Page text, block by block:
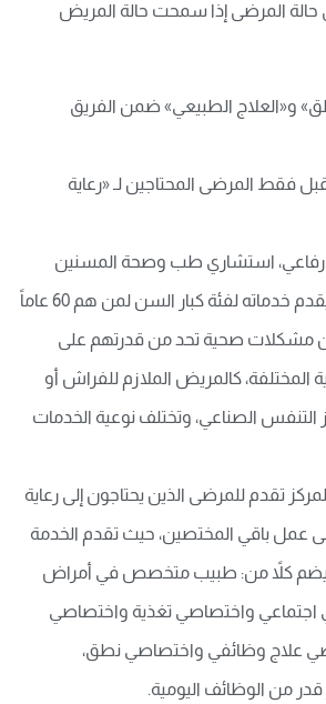
المرضى إذا سمحت حالة المريض
و«العلاج الطبيعي» ضمن الفريق
فقط المرضى المحتاجين لـ «رعاية
رفاعي، استشاري طب وصحة المسنين
بمركز دعم، أن المركز يقدم خدماته لفئة كبار السن لمن هم 60 عاماً
من مشكلات صحية تحد من قدرتهم على
المختلفة، كالمريض الملازم للفراش أو
التنفس الصناعي، وتختلف نوعية الخدمات
تقدم للمرضى الذين يحتاجون إلى رعاية
عمل باقي المختصين، حيث تقدم الخدمة
يضم كلاً من: طبيب متخصص في أمراض
اجتماعي واختصاصي تغذية واختصاصي
علاج وظائفي واختصاصي نطق،
من الوظائف اليومية.